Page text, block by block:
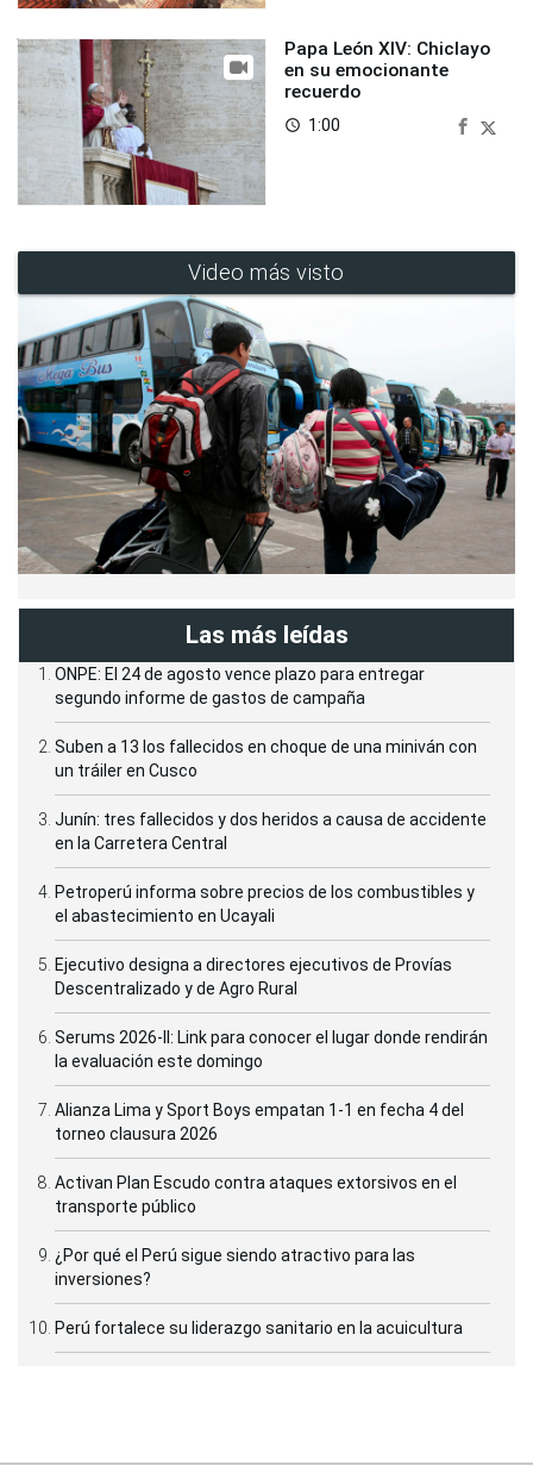
Papa León XIV: Chiclayo
en su emocionante
recuerdo
access_time 1:00
Video más visto
Las más leídas
ONPE: El 24 de agosto vence plazo para entregar
segundo informe de gastos de campaña
Suben a 13 los fallecidos en choque de una miniván con
un tráiler en Cusco
Junín: tres fallecidos y dos heridos a causa de accidente
en la Carretera Central
Petroperú informa sobre precios de los combustibles y
el abastecimiento en Ucayali
Ejecutivo designa a directores ejecutivos de Provías
Descentralizado y de Agro Rural
Serums 2026-II: Link para conocer el lugar donde rendirán
la evaluación este domingo
Alianza Lima y Sport Boys empatan 1-1 en fecha 4 del
torneo clausura 2026
Activan Plan Escudo contra ataques extorsivos en el
transporte público
¿Por qué el Perú sigue siendo atractivo para las
inversiones?
Perú fortalece su liderazgo sanitario en la acuicultura